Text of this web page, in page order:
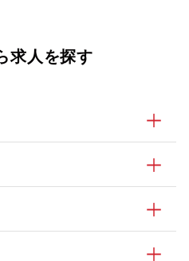
求人を探す